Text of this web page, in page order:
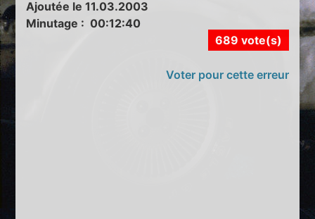
Ajoutée le 11.03.2003
Minutage : 00:12:40
689 vote(s)
Voter pour cette erreur